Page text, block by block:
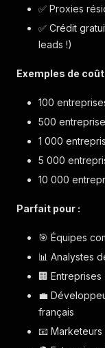
✅ Proxies
✅ Crédit
leads !)
Exemples de
100
500
1 000
5 000
10 000
Parfait pour :
🎯 Équipes
📊 Analystes
🏢
💼
français
📧